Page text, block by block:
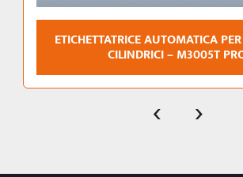
ETICHETTATRICE AUTOMATICA
CILINDRICI – M3005T
‹ ›